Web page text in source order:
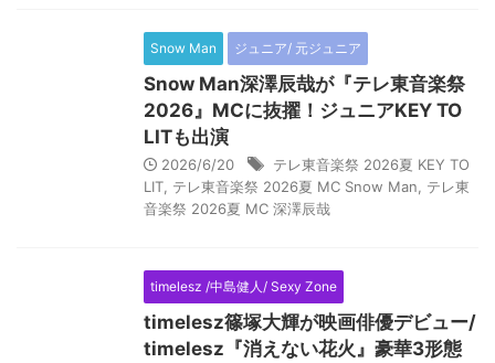
Snow Man ジュニア/ 元ジュニア
Snow Man深澤辰哉が『テレ東音楽祭
2026』MCに抜擢！ジュニアKEY TO
LITも出演
2026/6/20
テレ東音楽祭 2026夏 KEY TO
LIT テレ東音楽祭 2026夏 MC Snow Man
テレ東
音楽祭 2026夏 MC 深澤辰哉
timelesz /中島健人/ Sexy Zone
timelesz篠塚大輝が映画俳優デビュー/
timelesz『消えない花火』豪華3形態